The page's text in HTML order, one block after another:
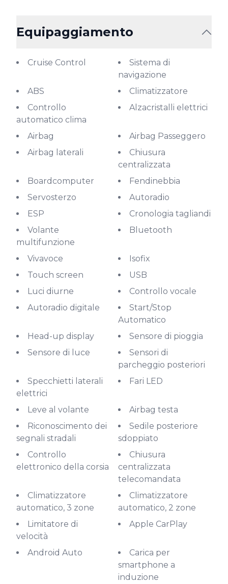
Equipaggiamento
Cruise Control
Sistema di
navigazione
ABS
Climatizzatore
Controllo
automatico clima
Alzacristalli elettrici
Airbag
Airbag Passeggero
Airbag laterali
Chiusura
centralizzata
Boardcomputer
Fendinebbia
Servosterzo
Autoradio
ESP
Cronologia tagliandi
Volante
multifunzione
Bluetooth
Vivavoce
Isofix
Touch screen
USB
Luci diurne
Controllo vocale
Autoradio digitale
Start/Stop
Automatico
Head-up display
Sensore di pioggia
Sensore di luce
Sensori di
parcheggio posteriori
Specchietti laterali
elettrici
Fari LED
Leve al volante
Airbag testa
Riconoscimento dei
segnali stradali
Sedile posteriore
sdoppiato
Controllo
elettronico della corsia
Chiusura
centralizzata
telecomandata
Climatizzatore
automatico, 3 zone
Climatizzatore
automatico, 2 zone
Limitatore di
velocità
Apple CarPlay
Android Auto
Carica per
smartphone a
induzione